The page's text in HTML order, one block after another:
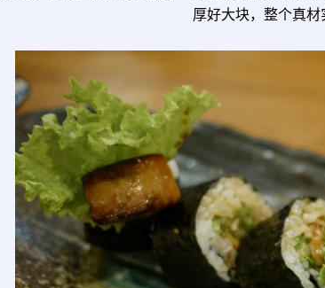
厚好大块，整个真材